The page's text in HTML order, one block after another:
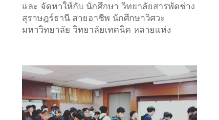
และ จัดหาให้กับ นักศึกษา วิทยาลัยสารพัดช่าง
สุราษฎร์ธานี สายอาชีพ นักศึกษาวิศวะ
มหาวิทยาลัย วิทยาลัยเทคนิค หลายแห่ง